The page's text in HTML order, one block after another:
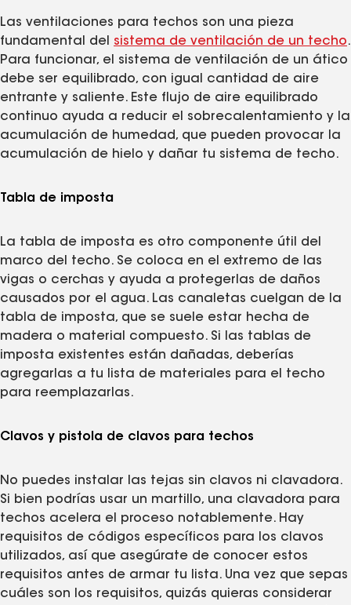
Las ventilaciones para techos son una pieza
fundamental del sistema de ventilación de un techo.
Para funcionar, el sistema de ventilación de un ático
debe ser equilibrado, con igual cantidad de aire
entrante y saliente. Este flujo de aire equilibrado
continuo ayuda a reducir el sobrecalentamiento y la
acumulación de humedad, que pueden provocar la
acumulación de hielo y dañar tu sistema de techo.
Tabla de imposta
La tabla de imposta es otro componente útil del
marco del techo. Se coloca en el extremo de las
vigas o cerchas y ayuda a protegerlas de daños
causados por el agua. Las canaletas cuelgan de la
tabla de imposta, que se suele estar hecha de
madera o material compuesto. Si las tablas de
imposta existentes están dañadas, deberías
agregarlas a tu lista de materiales para el techo
para reemplazarlas.
Clavos y pistola de clavos para techos
No puedes instalar las tejas sin clavos ni clavadora.
Si bien podrías usar un martillo, una clavadora para
techos acelera el proceso notablemente. Hay
requisitos de códigos específicos para los clavos
utilizados, así que asegúrate de conocer estos
requisitos antes de armar tu lista. Una vez que sepas
cuáles son los requisitos, quizás quieras considerar